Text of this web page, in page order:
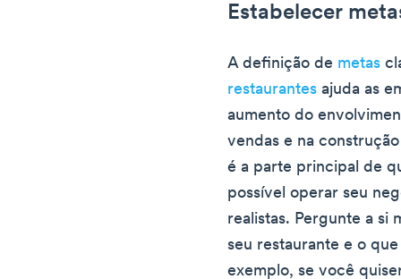
Estabelecer
A definição de metas
restaurantes ajuda as
aumento do
vendas e na
é a parte principal de
possível operar seu
realistas. Pergunte a si
seu restaurante e o
exemplo, se você